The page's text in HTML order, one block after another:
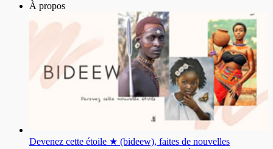
À propos
Devenez cette étoile ★ (bideew), faites de nouvelles